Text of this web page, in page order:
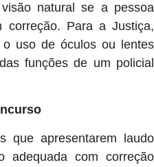
natural se a pessoa
correção. Para a Justiça,
uso de óculos ou lentes
funções de um policial
que apresentarem laudo
adequada com correção